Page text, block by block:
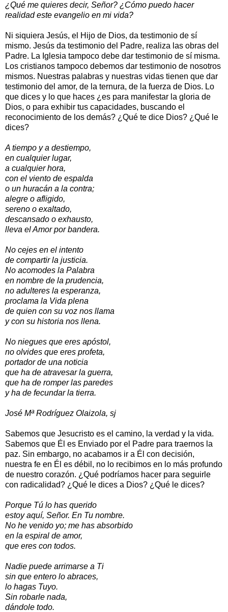
¿Qué me quieres decir, Señor? ¿Cómo puedo hacer
realidad este evangelio en mi vida?
Ni siquiera Jesús, el Hijo de Dios, da testimonio de sí
mismo. Jesús da testimonio del Padre, realiza las obras del
Padre. La Iglesia tampoco debe dar testimonio de sí misma.
Los cristianos tampoco debemos dar testimonio de nosotros
mismos. Nuestras palabras y nuestras vidas tienen que dar
testimonio del amor, de la ternura, de la fuerza de Dios. Lo
que dices y lo que haces ¿es para manifestar la gloria de
Dios, o para exhibir tus capacidades, buscando el
reconocimiento de los demás? ¿Qué te dice Dios? ¿Qué le
dices?
A tiempo y a destiempo,
en cualquier lugar,
a cualquier hora,
con el viento de espalda
o un huracán a la contra;
alegre o afligido,
sereno o exaltado,
descansado o exhausto,
lleva el Amor por bandera.
No cejes en el intento
de compartir la justicia.
No acomodes la Palabra
en nombre de la prudencia,
no adulteres la esperanza,
proclama la Vida plena
de quien con su voz nos llama
y con su historia nos llena.
No niegues que eres apóstol,
no olvides que eres profeta,
portador de una noticia
que ha de atravesar la guerra,
que ha de romper las paredes
y ha de fecundar la tierra.
José Mª Rodríguez Olaizola, sj
Sabemos que Jesucristo es el camino, la verdad y la vida.
Sabemos que Él es Enviado por el Padre para traernos la
paz. Sin embargo, no acabamos ir a Él con decisión,
nuestra fe en Él es débil, no lo recibimos en lo más profundo
de nuestro corazón. ¿Qué podríamos hacer para seguirle
con radicalidad? ¿Qué le dices a Dios? ¿Qué le dices?
Porque Tú lo has querido
estoy aquí, Señor. En Tu nombre.
No he venido yo; me has absorbido
en la espiral de amor,
que eres con todos.
Nadie puede arrimarse a Ti
sin que entero lo abraces,
lo hagas Tuyo.
Sin robarle nada,
dándole todo.